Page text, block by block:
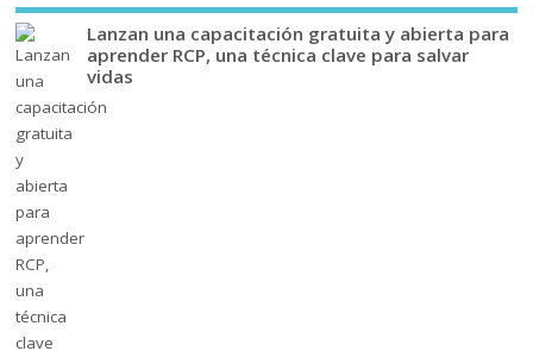
Lanzan una capacitación gratuita y abierta para
aprender RCP, una técnica clave para salvar
vidas